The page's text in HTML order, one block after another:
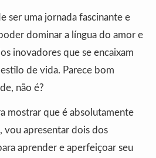
ser uma jornada fascinante e
dominar a língua do amor e
inovadores que se encaixam
de vida. Parece bom
não é?
mostrar que é absolutamente
vou apresentar dois dos
aprender e aperfeiçoar seu